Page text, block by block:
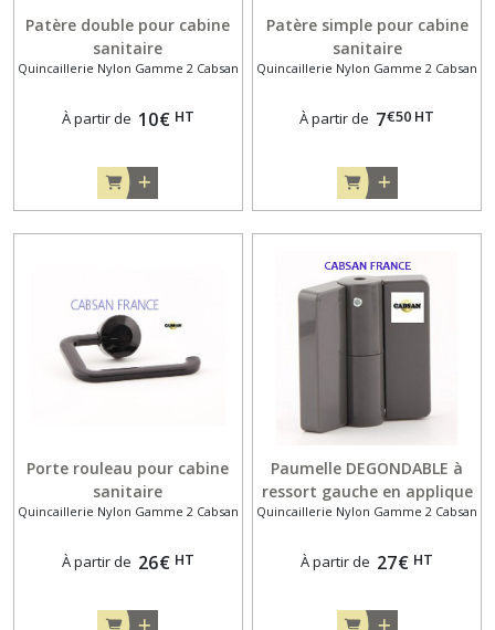
Patère double pour cabine
sanitaire
Quincaillerie Nylon Gamme 2 Cabsan
À partir de 10€ HT
Patère simple pour cabine
sanitaire
Quincaillerie Nylon Gamme 2 Cabsan
À partir de 7€50 HT
Porte rouleau pour cabine
sanitaire
Quincaillerie Nylon Gamme 2 Cabsan
À partir de 26€ HT
Paumelle DEGONDABLE à
ressort gauche en applique
pour panneau de 13mm
Quincaillerie Nylon Gamme 2 Cabsan
À partir de 27€ HT